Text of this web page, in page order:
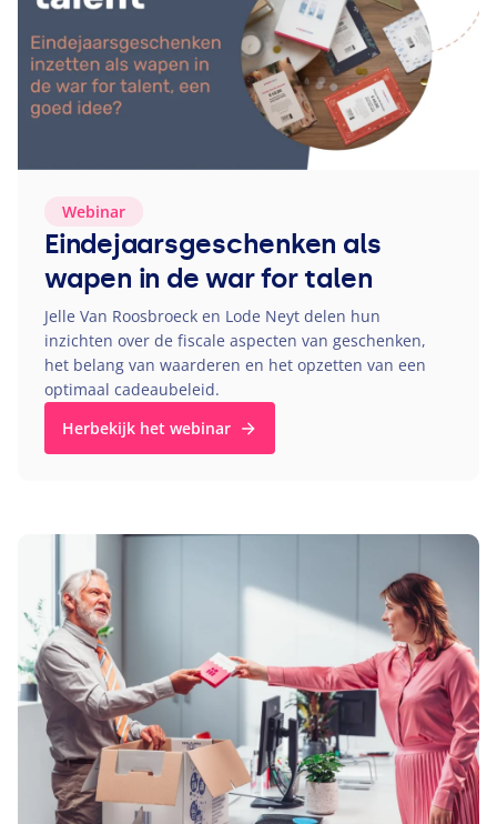
Webinar
Eindejaarsgeschenken als
wapen in de war for talen
Jelle Van Roosbroeck en Lode Neyt delen hun
inzichten over de fiscale aspecten van geschenken,
het belang van waarderen en het opzetten van een
optimaal cadeaubeleid.
Herbekijk het webinar